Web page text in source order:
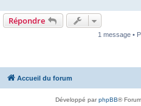
Répondre
1 message •
Accueil du forum
Développé parphpBB®